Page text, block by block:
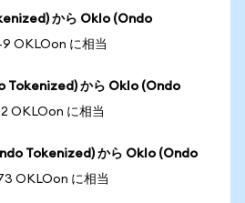
から Oklo (Ondo
OKLOon に相当
Tokenized) から Oklo (Ondo
OKLOon に相当
Tokenized) から Oklo (Ondo
OKLOon に相当